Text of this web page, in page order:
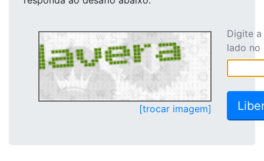
[trocar imagem]
Digite
lado no